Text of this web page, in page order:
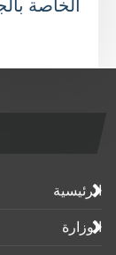
الخاصة
الرئيسية
الوزارة